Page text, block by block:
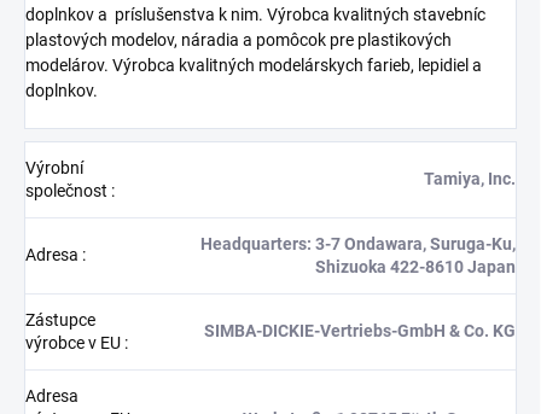
doplnkov a príslušenstva k nim. Výrobca kvalitných stavebníc
plastových modelov, náradia a pomôcok pre plastikových
modelárov. Výrobca kvalitných modelárskych farieb, lepidiel a
doplnkov.
Výrobní
společnost :
Tamiya, Inc.
Adresa :
Headquarters: 3-7 Ondawara, Suruga-Ku,
Shizuoka 422-8610 Japan
Zástupce
výrobce v EU :
SIMBA-DICKIE-Vertriebs-GmbH & Co. KG
Adresa